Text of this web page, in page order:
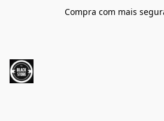
Compra com mais